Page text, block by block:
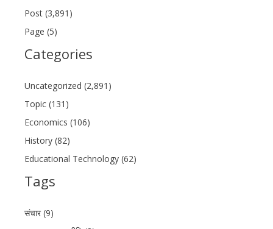
Post (3,891)
Page (5)
Categories
Uncategorized (2,891)
Topic (131)
Economics (106)
History (82)
Educational Technology (62)
Tags
संचार (9)